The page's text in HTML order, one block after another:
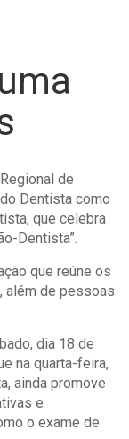
de
Dentista como
que celebra
Dentista”.
que reúne os
além de pessoas
dia 18 de
na quarta-feira,
ainda promove
e
o exame de